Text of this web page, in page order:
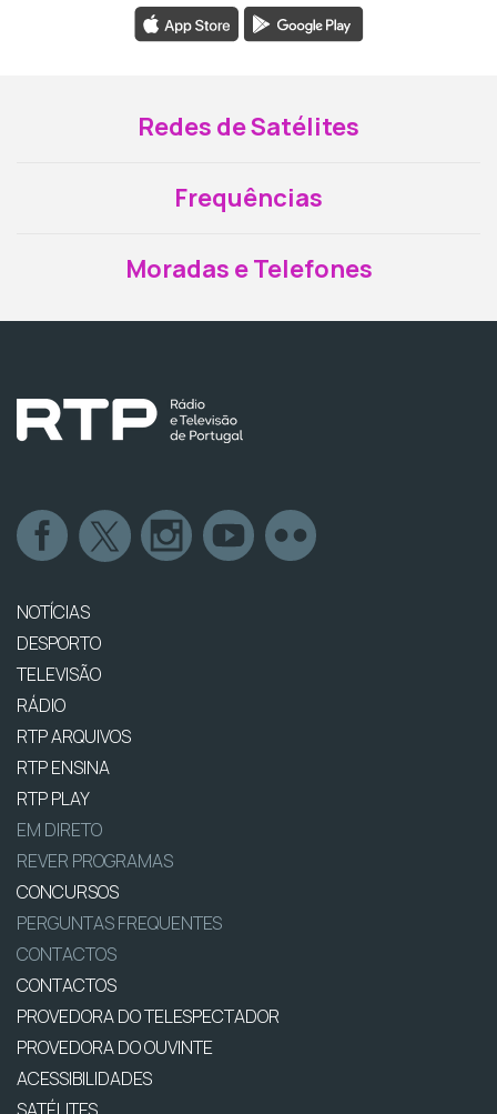
Redes de Satélites
Frequências
Moradas e Telefones
NOTÍCIAS
DESPORTO
TELEVISÃO
RÁDIO
RTP ARQUIVOS
RTP ENSINA
RTP PLAY
EM DIRETO
REVER PROGRAMAS
CONCURSOS
PERGUNTAS FREQUENTES
CONTACTOS
CONTACTOS
PROVEDORA DO TELESPECTADOR
PROVEDORA DO OUVINTE
ACESSIBILIDADES